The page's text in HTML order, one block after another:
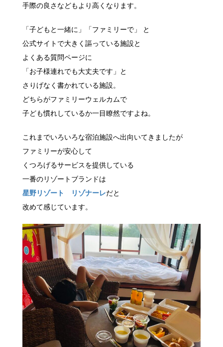
手際の良さなどもより高くなります。
「子どもと一緒に」「ファミリーで」 と
公式サイトで大きく謳っている施設と
よくある質問ページに
「お子様連れでも大丈夫です」と
さりげなく書かれている施設。
どちらがファミリーウェルカムで
子ども慣れしているか一目瞭然ですよね。
これまでいろいろな宿泊施設へ出向いてきましたが
ファミリーが安心して
くつろげるサービスを提供している
一番のリゾートブランドは
星野リゾート リゾナーレだと
改めて感じています。